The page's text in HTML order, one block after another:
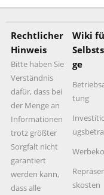
Rechtlicher
Hinweis
Bitte haben Sie
Verständnis
dafür, dass bei
der Menge an
Informationen
trotz größter
Sorgfalt nicht
garantiert
werden kann,
dass alle
Wiki
ge
tung
skosten